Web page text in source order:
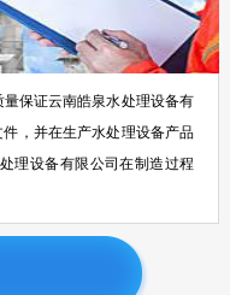
保证云南皓泉水处理设备有
，并在生产水处理设备产品
理设备有限公司在制造过程